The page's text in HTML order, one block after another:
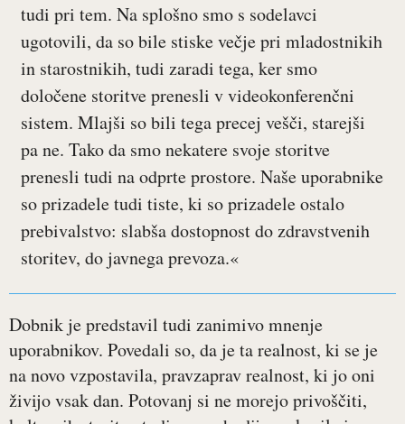
tudi pri tem. Na splošno smo s sodelavci
ugotovili, da so bile stiske večje pri mladostnikih
in starostnikih, tudi zaradi tega, ker smo
določene storitve prenesli v videokonferenčni
sistem. Mlajši so bili tega precej vešči, starejši
pa ne. Tako da smo nekatere svoje storitve
prenesli tudi na odprte prostore. Naše uporabnike
so prizadele tudi tiste, ki so prizadele ostalo
prebivalstvo: slabša dostopnost do zdravstvenih
storitev, do javnega prevoza.«
Dobnik je predstavil tudi zanimivo mnenje
uporabnikov. Povedali so, da je ta realnost, ki se je
na novo vzpostavila, pravzaprav realnost, ki jo oni
živijo vsak dan. Potovanj si ne morejo privoščiti,